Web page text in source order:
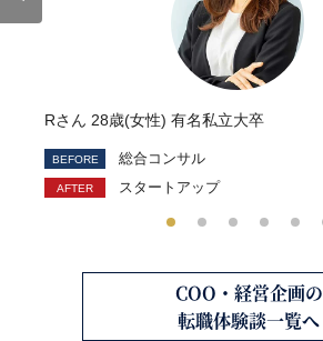
Rさん 28歳(女性) 有名私立大卒
総合コンサル
スタートアップ
COO・経営企画の
転職体験談一覧へ